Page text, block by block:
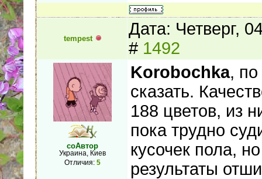
tempest
Дата: Четверг,
# 1492
соАвтор
Украина, Киев
Отличия: 5
Korobochka,
сказать.
188 цветов, из
пока трудно
кусочек пола,
результаты